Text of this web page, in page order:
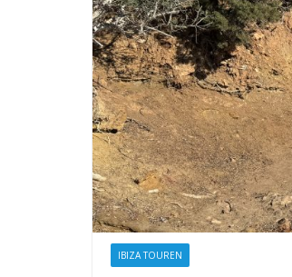
IBIZA TOUREN